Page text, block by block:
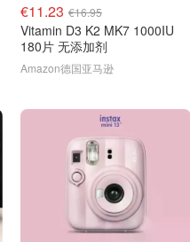
€11.23 €16.95
Vitamin D3 K2 MK7 1000IU
180片 无添加剂
Amazon德国亚马逊